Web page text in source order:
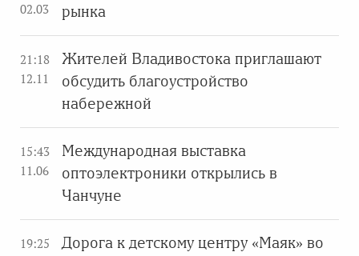
02.03
рынка
21:18
12.11
Жителей Владивостока приглашают
обсудить благоустройство
набережной
15:43
11.06
Международная выставка
оптоэлектроники открылись в
Чанчуне
19:25
Дорога к детскому центру «Маяк» во